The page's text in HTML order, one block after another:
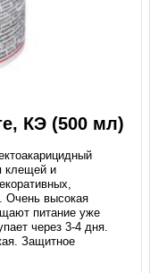
КЭ (500 мл)
клещей и
Очень высокая
питание уже
через 3-4 дня.
Защитное